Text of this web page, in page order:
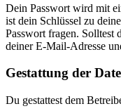
Dein Passwort wird mit
ist dein Schlüssel zu
Passwort fragen. Solltest
deiner E-Mail-Adresse
Gestattung der
Du gestattest dem